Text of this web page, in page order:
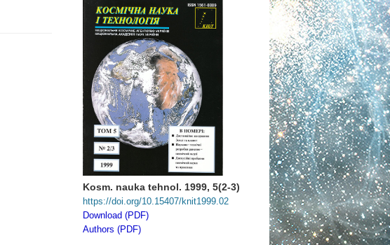
Kosm. nauka tehnol. 1999, 5(2-3)
https://doi.org/10.15407/knit1999.02
Download (PDF)
Authors (PDF)